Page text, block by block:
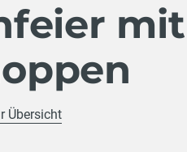
mit
Übersicht